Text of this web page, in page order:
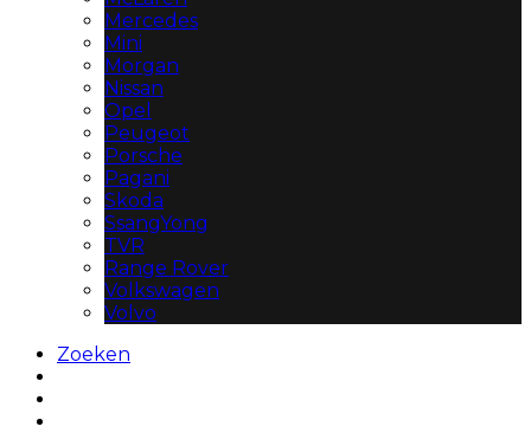
Mercedes
Mini
Morgan
Nissan
Opel
Peugeot
Porsche
Pagani
Skoda
SsangYong
TVR
Range Rover
Volkswagen
Volvo
Zoeken